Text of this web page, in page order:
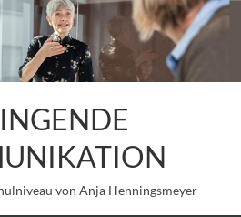
von Anja Henningsmeyer